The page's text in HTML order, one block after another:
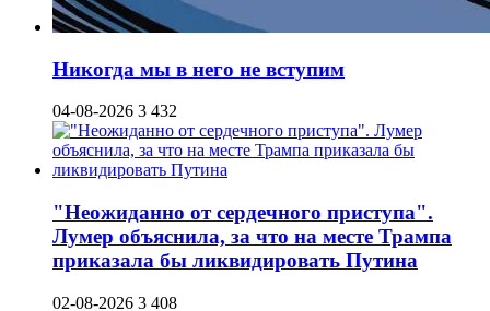
Никогда мы в него не вступим
04-08-2026 3 432
"Неожиданно от сердечного приступа".
Лумер объяснила, за что на месте Трампа
приказала бы ликвидировать Путина
02-08-2026 3 408